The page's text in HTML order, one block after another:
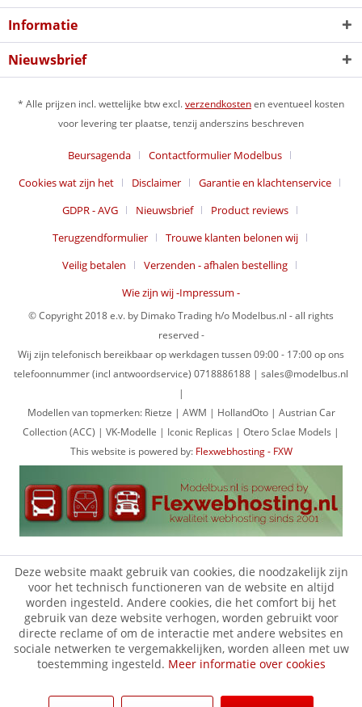
Informatie
Nieuwsbrief
* Alle prijzen incl. wettelijke btw excl.verzendkostenen eventueel kosten
voor levering ter plaatse, tenzij anderszins beschreven
Beursagenda
Contactformulier Modelbus
Cookies wat zijn het
Disclaimer
Garantie en klachtenservice
GDPR - AVG
Nieuwsbrief
Product reviews
Terugzendformulier
Trouwe klanten belonen wij
Veilig betalen
Verzenden - afhalen bestelling
Wie zijn wij -Impressum -
© Copyright 2018 e.v. by Dimako Trading h/o Modelbus.nl - all rights
reserved -
Wij zijn telefonisch bereikbaar op werkdagen tussen 09:00 - 17:00 op ons
telefoonnummer (incl antwoordservice) 0718886188 | sales@modelbus.nl
|
Modellen van topmerken: Rietze | AWM | HollandOto | Austrian Car
Collection (ACC) | VK-Modelle | Iconic Replicas | Otero Sclae Models |
This website is powered by: Flexwebhosting - FXW
Deze website maakt gebruik van cookies, die noodzakelijk zijn
voor het technisch functioneren van de website en altijd
worden ingesteld. Andere cookies, die het comfort bij het
gebruik van deze website verhogen, worden gebruikt voor
directe reclame of om de interactie met andere websites en
sociale netwerken te vergemakkelijken, worden alleen met uw
toestemming ingesteld. Meer informatie over cookies